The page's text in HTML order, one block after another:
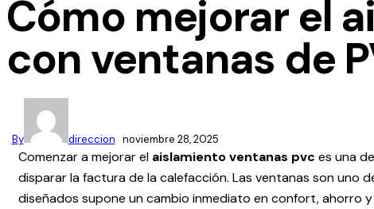
Cómo mejorar el
con ventanas de
By direccion noviembre 28, 2025
Comenzar a mejorar el aislamiento ventanas pvc es una
disparar la factura de la calefacción. Las ventanas son uno
diseñados supone un cambio inmediato en confort, ahorro y